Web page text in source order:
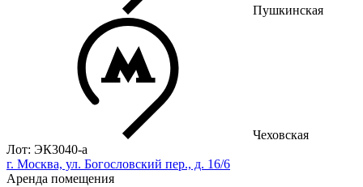
Пушкинская
Чеховская
Лот: ЭК3040-a
г. Москва, ул. Богословский пер., д. 16/6
Аренда помещения